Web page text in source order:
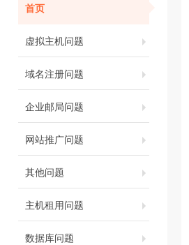
首页
虚拟主机问题
域名注册问题
企业邮局问题
网站推广问题
其他问题
主机租用问题
数据库问题